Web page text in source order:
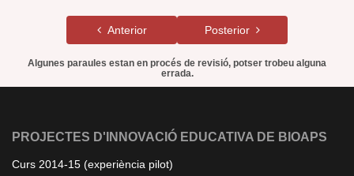
Anterior Posterior
Algunes paraules estan en procés de revisió, potser trobeu alguna
errada.
PROJECTES D'INNOVACIÓ EDUCATIVA DE BIOAPS
Curs 2014-15 (experiència pilot)